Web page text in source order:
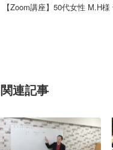
【Zoom講座】50代女性 M.H
関連記事